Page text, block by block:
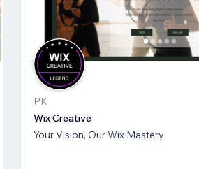
PK
Wix Creative
Your Vision, Our Wix Mastery